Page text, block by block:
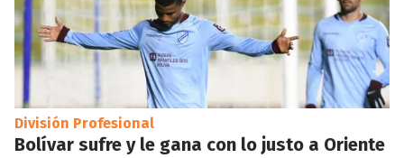
División Profesional
Bolívar sufre y le gana con lo justo a Oriente